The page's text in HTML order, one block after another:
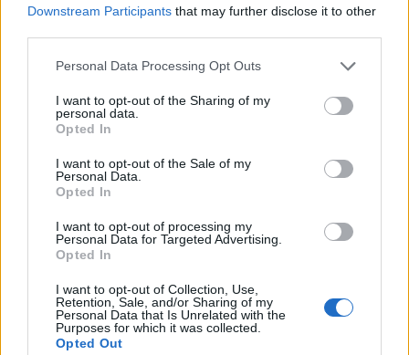
Downstream Participants that may further disclose it to other
Please note that this website/app uses one or more Google
not limited to your visit or usage behaviour. You may click to
grant or deny consent to Google and its third-party tags to
use your data for below specified purposes in below Google
consent section.
Personal Data Processing Opt Outs
I want to opt-out of the Sharing of my
personal data.
Opted In
I want to opt-out of the Sale of my
Personal Data.
Opted In
I want to opt-out of processing my
Personal Data for Targeted Advertising.
Opted In
I want to opt-out of Collection, Use,
Retention, Sale, and/or Sharing of my
Personal Data that Is Unrelated with the
Purposes for which it was collected.
Opted Out
Le previsioni meteo per il weekend a Olbia e in
Gallura
Michelle Hunziker in Gallura, bella anche dal
Calangianus, dopo le polemiche il centro
accoglienza minori chiude